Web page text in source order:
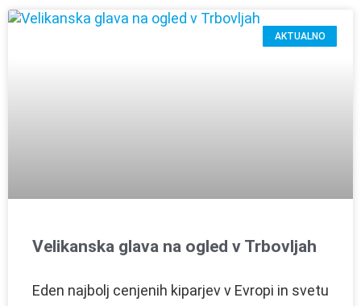
AKTUALNO
Velikanska glava na ogled v Trbovljah
Eden najbolj cenjenih kiparjev v Evropi in svetu